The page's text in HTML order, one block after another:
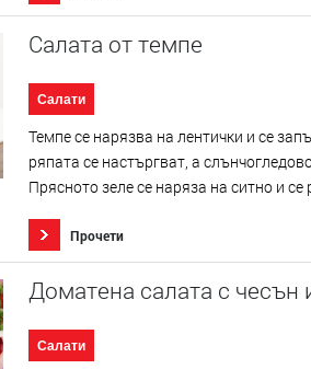
Салата от темпе
Салати
Темпе се нарязва на лентички и се
ряпата се настъргват, а
Прясното зеле се наряза на ситно и
Прочети
Доматена салата с чесън
Салати